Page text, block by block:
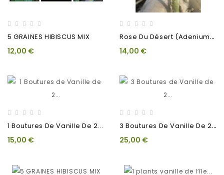
5 GRAINES HIBISCUS MIX
12,00 €
R
Ose Du Désert (Adenium)...
14,00 €
1 Boutures De Vanille De 2...
15,00 €
3
Boutures De Vanille De 2...
25,00 €